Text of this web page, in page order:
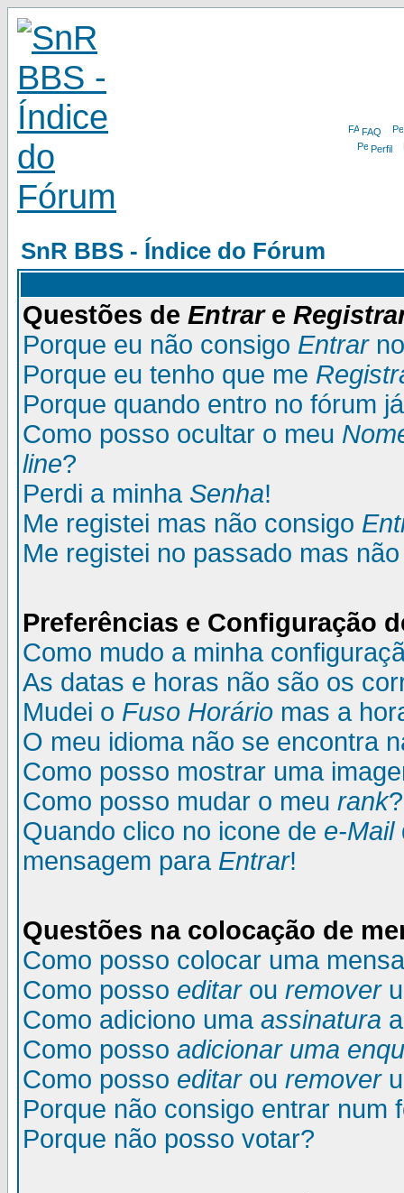
FAQ
Perfil
SnR BBS - Índice do Fórum
Questões de Entrare
Porque eu não consigo Entrar
Porque eu tenho que me
Porque quando entro no fórum
Como posso ocultar o meu
line?
Perdi a minha Senha!
Me registei mas não consigo
Me registei no passado mas
Preferências e Configuração
Como mudo a minha
As datas e horas não são os
Mudei o Fuso Horário mas a
O meu idioma não se encontra
Como posso mostrar uma
Como posso mudar o meu rank?
Quando clico no icone de e-Mail
mensagem para Entrar!
Questões na colocação de
Como posso colocar uma
Como posso editarou remover
Como adiciono uma assinatura
Como posso adicionar uma
Como posso editarou remover
Porque não consigo entrar num
Porque não posso votar?